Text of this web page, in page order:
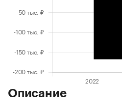
Описание